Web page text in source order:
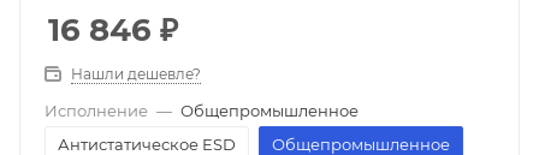
16 846 ₽
Нашли дешевле?
Исполнение — Общепромышленное
Антистатическое ESD
Общепромышленное